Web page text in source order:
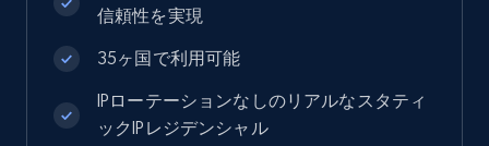
信頼性を実現
35ヶ国で利用可能
IPローテーションなしのリアルなスタティ
ックIPレジデンシャル